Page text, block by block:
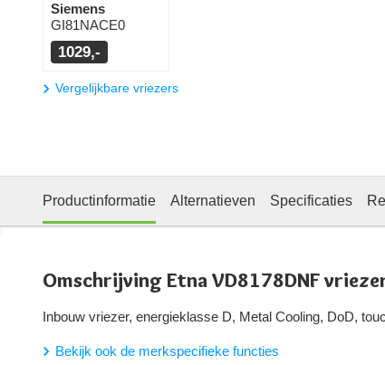
Siemens
GI81NACE0
1029,-
Vergelijkbare vriezers
Productinformatie Alternatieven Specificaties
Omschrijving Etna VD8178DNF
Inbouw vriezer, energieklasse D, Metal Cooling, DoD,
Bekijk ook de merkspecifieke functies